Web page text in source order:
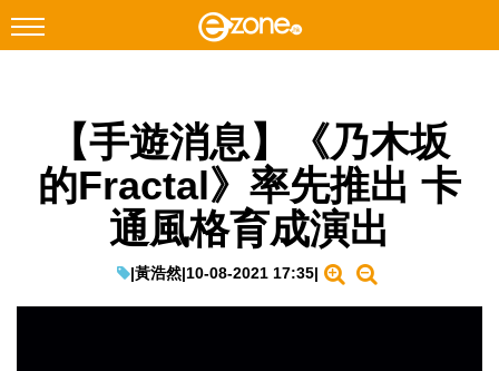
Facebook Instagram
科技焦點
教學評測
【手遊消息】《乃木坂
的Fractal》率先推出 卡
通風格育成演出
|黃浩然|10-08-2021 17:35|